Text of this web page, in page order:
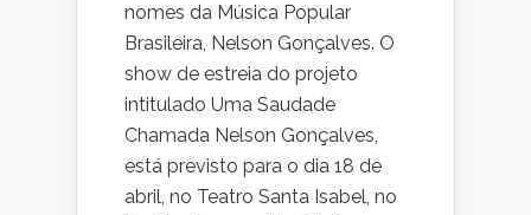
nomes da Música Popular
Brasileira, Nelson Gonçalves. O
show de estreia do projeto
intitulado Uma Saudade
Chamada Nelson Gonçalves,
está previsto para o dia 18 de
abril, no Teatro Santa Isabel, no